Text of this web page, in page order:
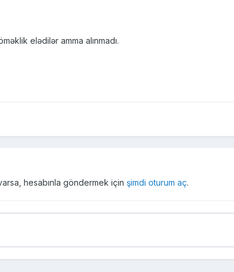
elədilər amma alınmadı.
hesabınla göndermek için şimdi oturum aç.